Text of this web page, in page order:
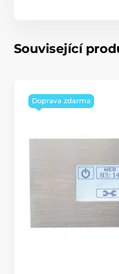
Související
Doprava zdarma